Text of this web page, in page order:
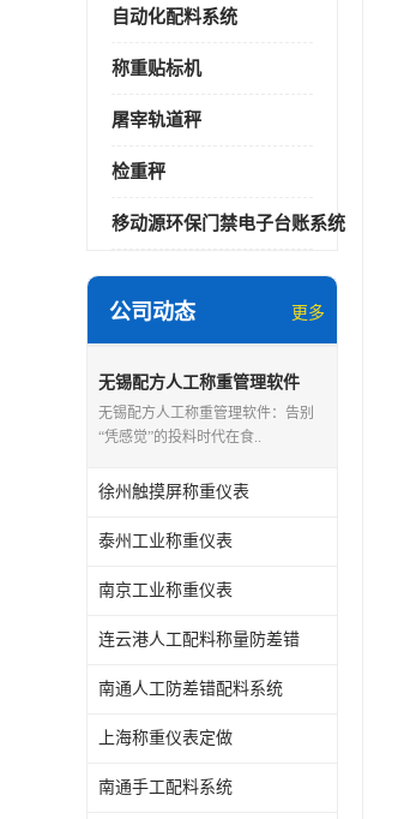
自动化配料系统
称重贴标机
屠宰轨道秤
检重秤
移动源环保门禁电子台账系统
公司动态 更多
无锡配方人工称重管理软件
无锡配方人工称重管理软件：告别
“凭感觉”的投料时代在食..
徐州触摸屏称重仪表
泰州工业称重仪表
南京工业称重仪表
连云港人工配料称量防差错
南通人工防差错配料系统
上海称重仪表定做
南通手工配料系统